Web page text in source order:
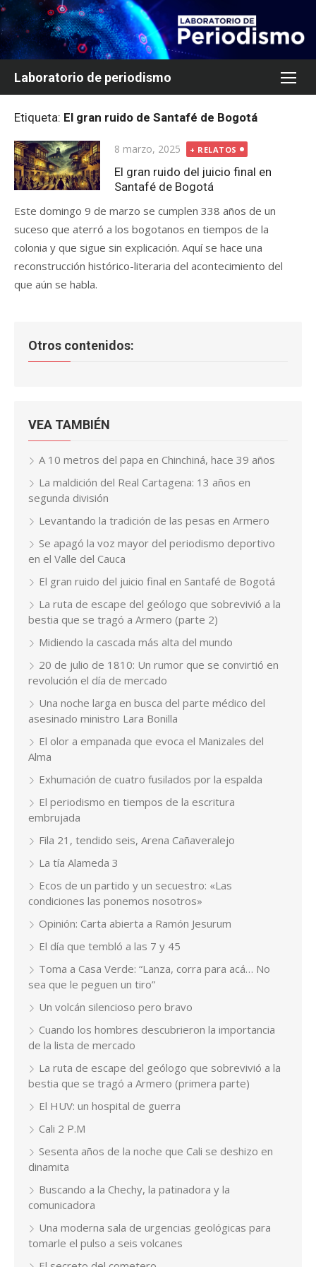
Saltar
al
contenido
Laboratorio de periodismo
Etiqueta: El gran ruido de Santafé de Bogotá
Publicada
el
8 marzo, 2025 + RELATOS
El gran ruido del juicio final en
Santafé de Bogotá
Este domingo 9 de marzo se cumplen 338 años de un
suceso que aterró a los bogotanos en tiempos de la
colonia y que sigue sin explicación. Aquí se hace una
reconstrucción histórico-literaria del acontecimiento del
que aún se habla.
Otros contenidos:
VEA TAMBIÉN
A 10 metros del papa en Chinchiná, hace 39 años
La maldición del Real Cartagena: 13 años en
segunda división
Levantando la tradición de las pesas en Armero
Se apagó la voz mayor del periodismo deportivo
en el Valle del Cauca
El gran ruido del juicio final en Santafé de Bogotá
La ruta de escape del geólogo que sobrevivió a la
bestia que se tragó a Armero (parte 2)
Midiendo la cascada más alta del mundo
20 de julio de 1810: Un rumor que se convirtió en
revolución el día de mercado
Una noche larga en busca del parte médico del
asesinado ministro Lara Bonilla
El olor a empanada que evoca el Manizales del
Alma
Exhumación de cuatro fusilados por la espalda
El periodismo en tiempos de la escritura
embrujada
Fila 21, tendido seis, Arena Cañaveralejo
La tía Alameda 3
Ecos de un partido y un secuestro: «Las
condiciones las ponemos nosotros»
Opinión: Carta abierta a Ramón Jesurum
El día que tembló a las 7 y 45
Toma a Casa Verde: “Lanza, corra para acá… No
sea que le peguen un tiro”
Un volcán silencioso pero bravo
Cuando los hombres descubrieron la importancia
de la lista de mercado
La ruta de escape del geólogo que sobrevivió a la
bestia que se tragó a Armero (primera parte)
El HUV: un hospital de guerra
Cali 2 P.M
Sesenta años de la noche que Cali se deshizo en
dinamita
Buscando a la Chechy, la patinadora y la
comunicadora
Una moderna sala de urgencias geológicas para
tomarle el pulso a seis volcanes